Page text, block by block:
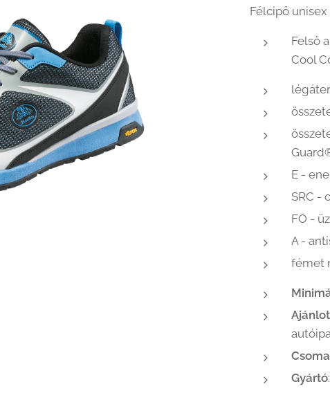
Félcipő unisex
Felső
Cool
E -
SRC -
FO -
A -
fémet
Gyártó